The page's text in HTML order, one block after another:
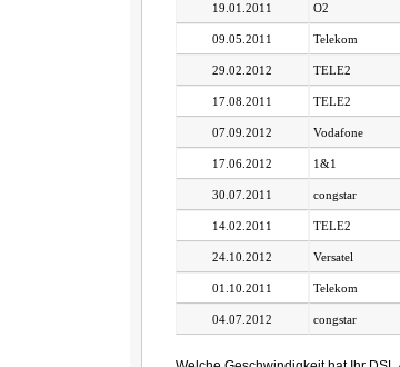
19.01.2011 O2
09.05.2011 Telekom
29.02.2012 TELE2
17.08.2011 TELE2
07.09.2012 Vodafone
17.06.2012 1&1
30.07.2011 congstar
14.02.2011 TELE2
24.10.2012 Versatel
01.10.2011 Telekom
04.07.2012 congstar